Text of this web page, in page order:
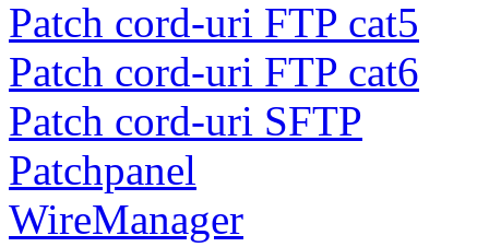
Patch cord-uri FTP cat5
Patch cord-uri FTP cat6
Patch cord-uri SFTP
Patchpanel
WireManager